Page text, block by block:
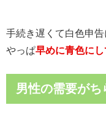
手続き遅くて白色申告
やっぱ早めに青色に
男性の需要がち